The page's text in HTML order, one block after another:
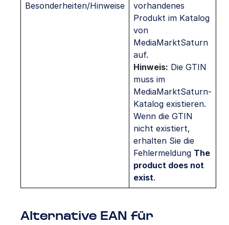
Besonderheiten/Hinweise
vorhandenes
Produkt im Katalog
von
MediaMarktSaturn
auf.
Hinweis: Die GTIN
muss im
MediaMarktSaturn-
Katalog existieren.
Wenn die GTIN
nicht existiert,
erhalten Sie die
Fehlermeldung The
product does not
exist.
Alternative EAN für